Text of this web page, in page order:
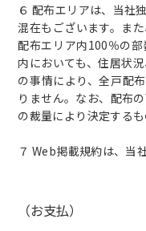
６ 配布エリアは、当社
混在もございます。ま
配布エリア内100％の
内においても、住居状
の事情により、全戸配
りません。なお、配布
の裁量により決定するも
７ Web掲載規約は、当
（お支払）